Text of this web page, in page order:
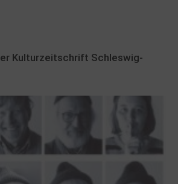
Kulturzeitschrift Schleswig-